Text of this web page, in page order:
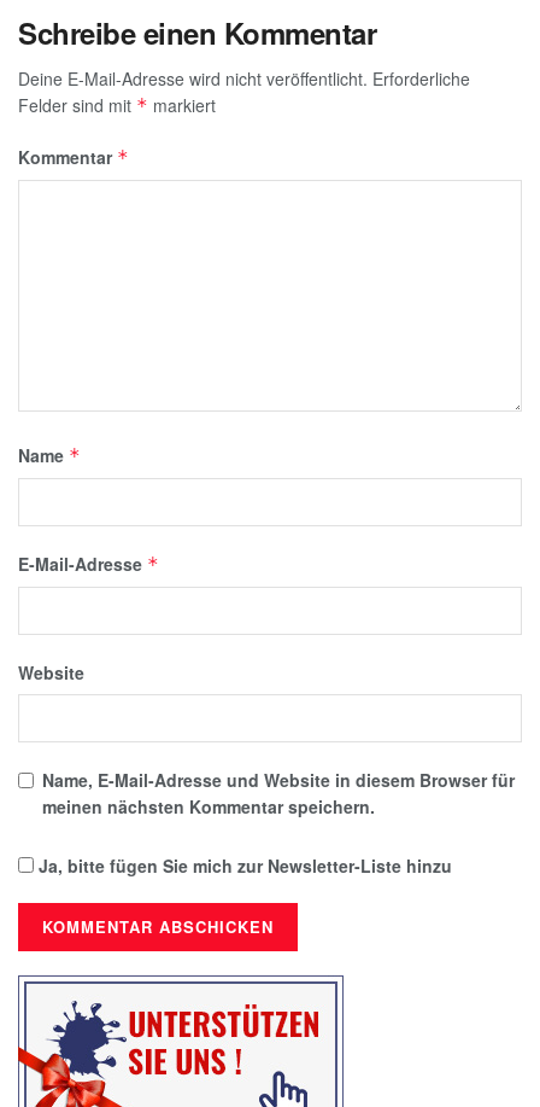
Schreibe einen Kommentar
Deine E-Mail-Adresse wird nicht veröffentlicht. Erforderliche
Felder sind mit * markiert
Kommentar *
Name *
E-Mail-Adresse *
Website
Name, E-Mail-Adresse und Website in diesem Browser für
meinen nächsten Kommentar speichern.
Ja, bitte fügen Sie mich zur Newsletter-Liste hinzu